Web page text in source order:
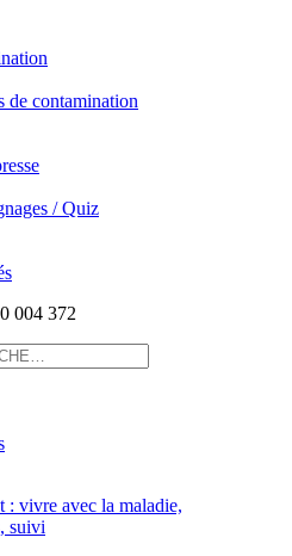
de contamination
/ Quiz
: vivre avec la maladie,
suivi